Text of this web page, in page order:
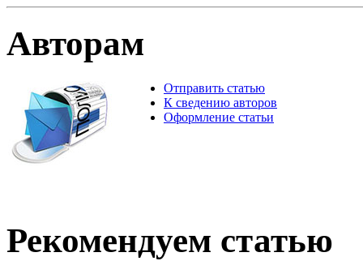
Авторам
Отправить статью
К сведению авторов
Оформление статьи
Рекомендуем статью